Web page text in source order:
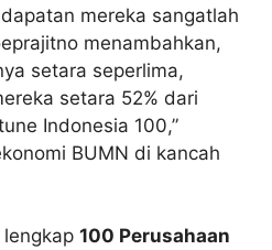
mereka sangatlah
menambahkan,
setara seperlima,
setara 52% dari
Indonesia 100,”
BUMN di kancah
100 Perusahaan